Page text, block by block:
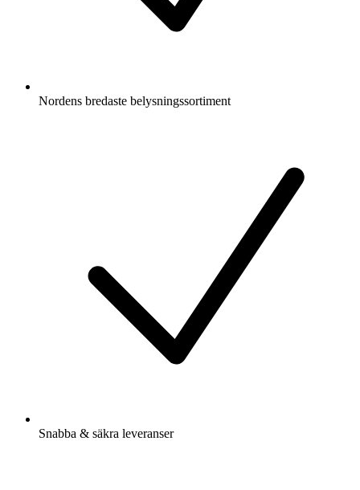
Nordens bredaste belysningssortiment
Snabba & säkra leveranser